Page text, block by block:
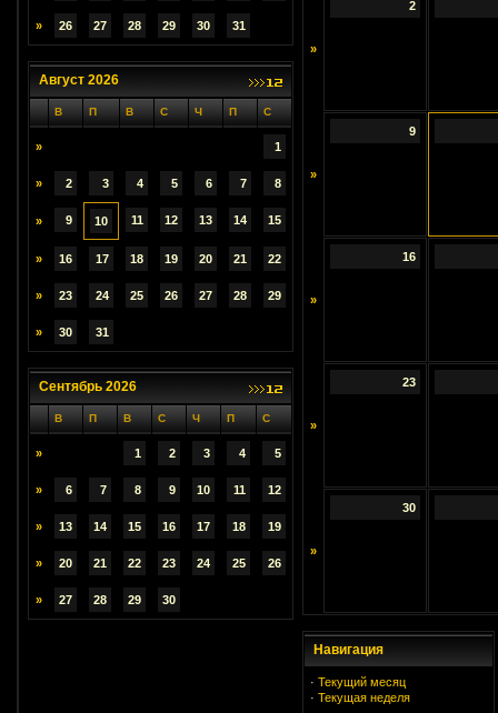
» 26 27 28 29 30 31
Август 2026
В П В С Ч П С
» 1
» 2 3 4 5 6 7 8
» 9 10 11 12 13 14 15
» 16 17 18 19 20 21 22
» 23 24 25 26 27 28 29
» 30 31
Сентябрь 2026
В П В С Ч П С
» 1 2 3 4 5
» 6 7 8 9 10 11 12
» 13 14 15 16 17 18 19
» 20 21 22 23 24 25 26
» 27 28 29 30
»
2
»
9
»
16
»
23
»
30
Навигация
· Текущий месяц
· Текущая неделя